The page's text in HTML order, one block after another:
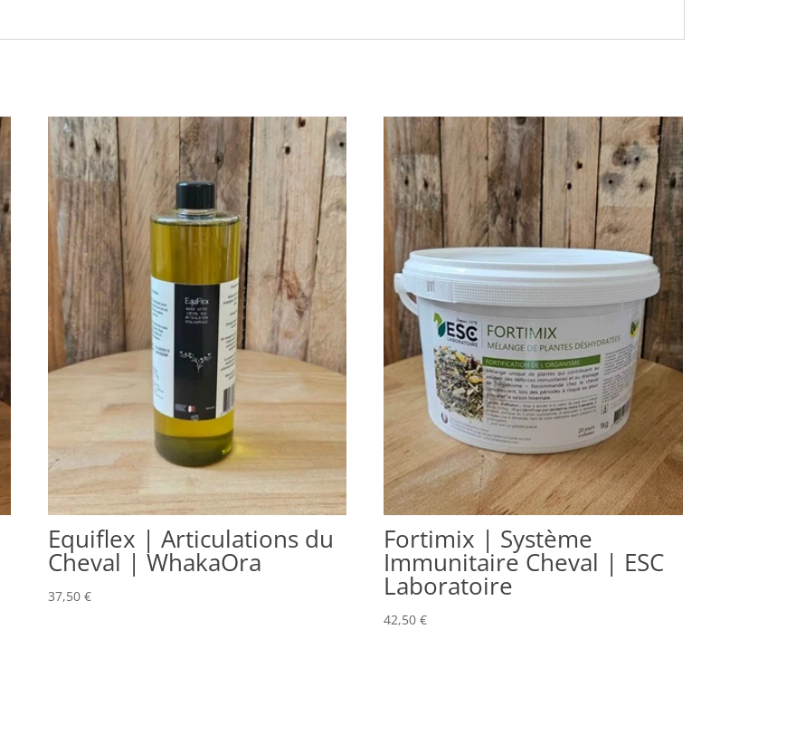
Equiflex | Articulations du
Cheval | WhakaOra
37,50 €
Fortimix | Système
Immunitaire Cheval | ESC
Laboratoire
42,50€